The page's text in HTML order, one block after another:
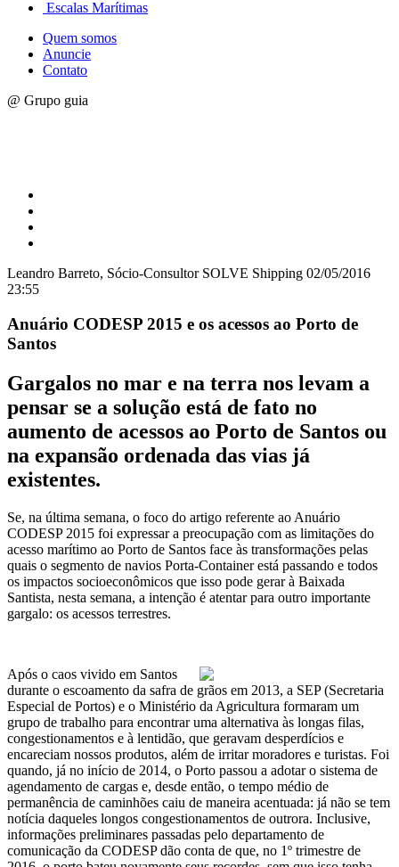
Escalas Marítimas
Quem somos
Anuncie
Contato
@ Grupo guia
Leandro Barreto, Sócio-Consultor SOLVE Shipping 02/05/2016
23:55
Anuário CODESP 2015 e os acessos ao Porto de
Santos
Gargalos no mar e na terra nos levam a
pensar se a solução está de fato no
aumento de acessos ao Porto de Santos ou
na expansão ordenada das vias já
existentes.
Se, na última semana, o foco do artigo referente ao Anuário
CODESP 2015 foi expressar a preocupação com as limitações do
acesso marítimo ao Porto de Santos face às transformações pelas
quais o segmento de navios Porta-Container está passando e todos
os impactos socioeconômicos que isso pode gerar à Baixada
Santista, nesta semana, a intenção é atentar para outro importante
gargalo: os acessos terrestres.
Após o caos vivido em Santos
durante o escoamento da safra de grãos em 2013, a SEP (Secretaria
Especial de Portos) e o Ministério da Agricultura formaram um
grupo de trabalho para encontrar uma alternativa às longas filas,
congestionamentos e à lentidão, que geravam desperdícios e
encareciam nossos produtos, além de irritar moradores e turistas. Foi
quando, já no início de 2014, o Porto passou a adotar o sistema de
agendamento de cargas e, desde então, o tempo médio de
permanência de caminhões caiu de maneira acentuada: já não se tem
notícia daqueles longos congestionamentos de outrora. Inclusive,
informações preliminares passadas pelo departamento de
comunicação da CODESP dão conta de que, no 1º trimestre de